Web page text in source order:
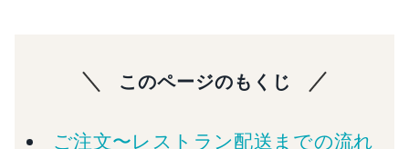
このページのもくじ
ご注文〜レストラン配送までの流れ